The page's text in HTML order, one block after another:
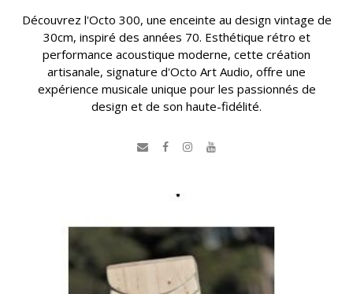
Découvrez l'Octo 300, une enceinte au design vintage de
30cm, inspiré des années 70. Esthétique rétro et
performance acoustique moderne, cette création
artisanale, signature d'Octo Art Audio, offre une
expérience musicale unique pour les passionnés de
design et de son haute-fidélité.